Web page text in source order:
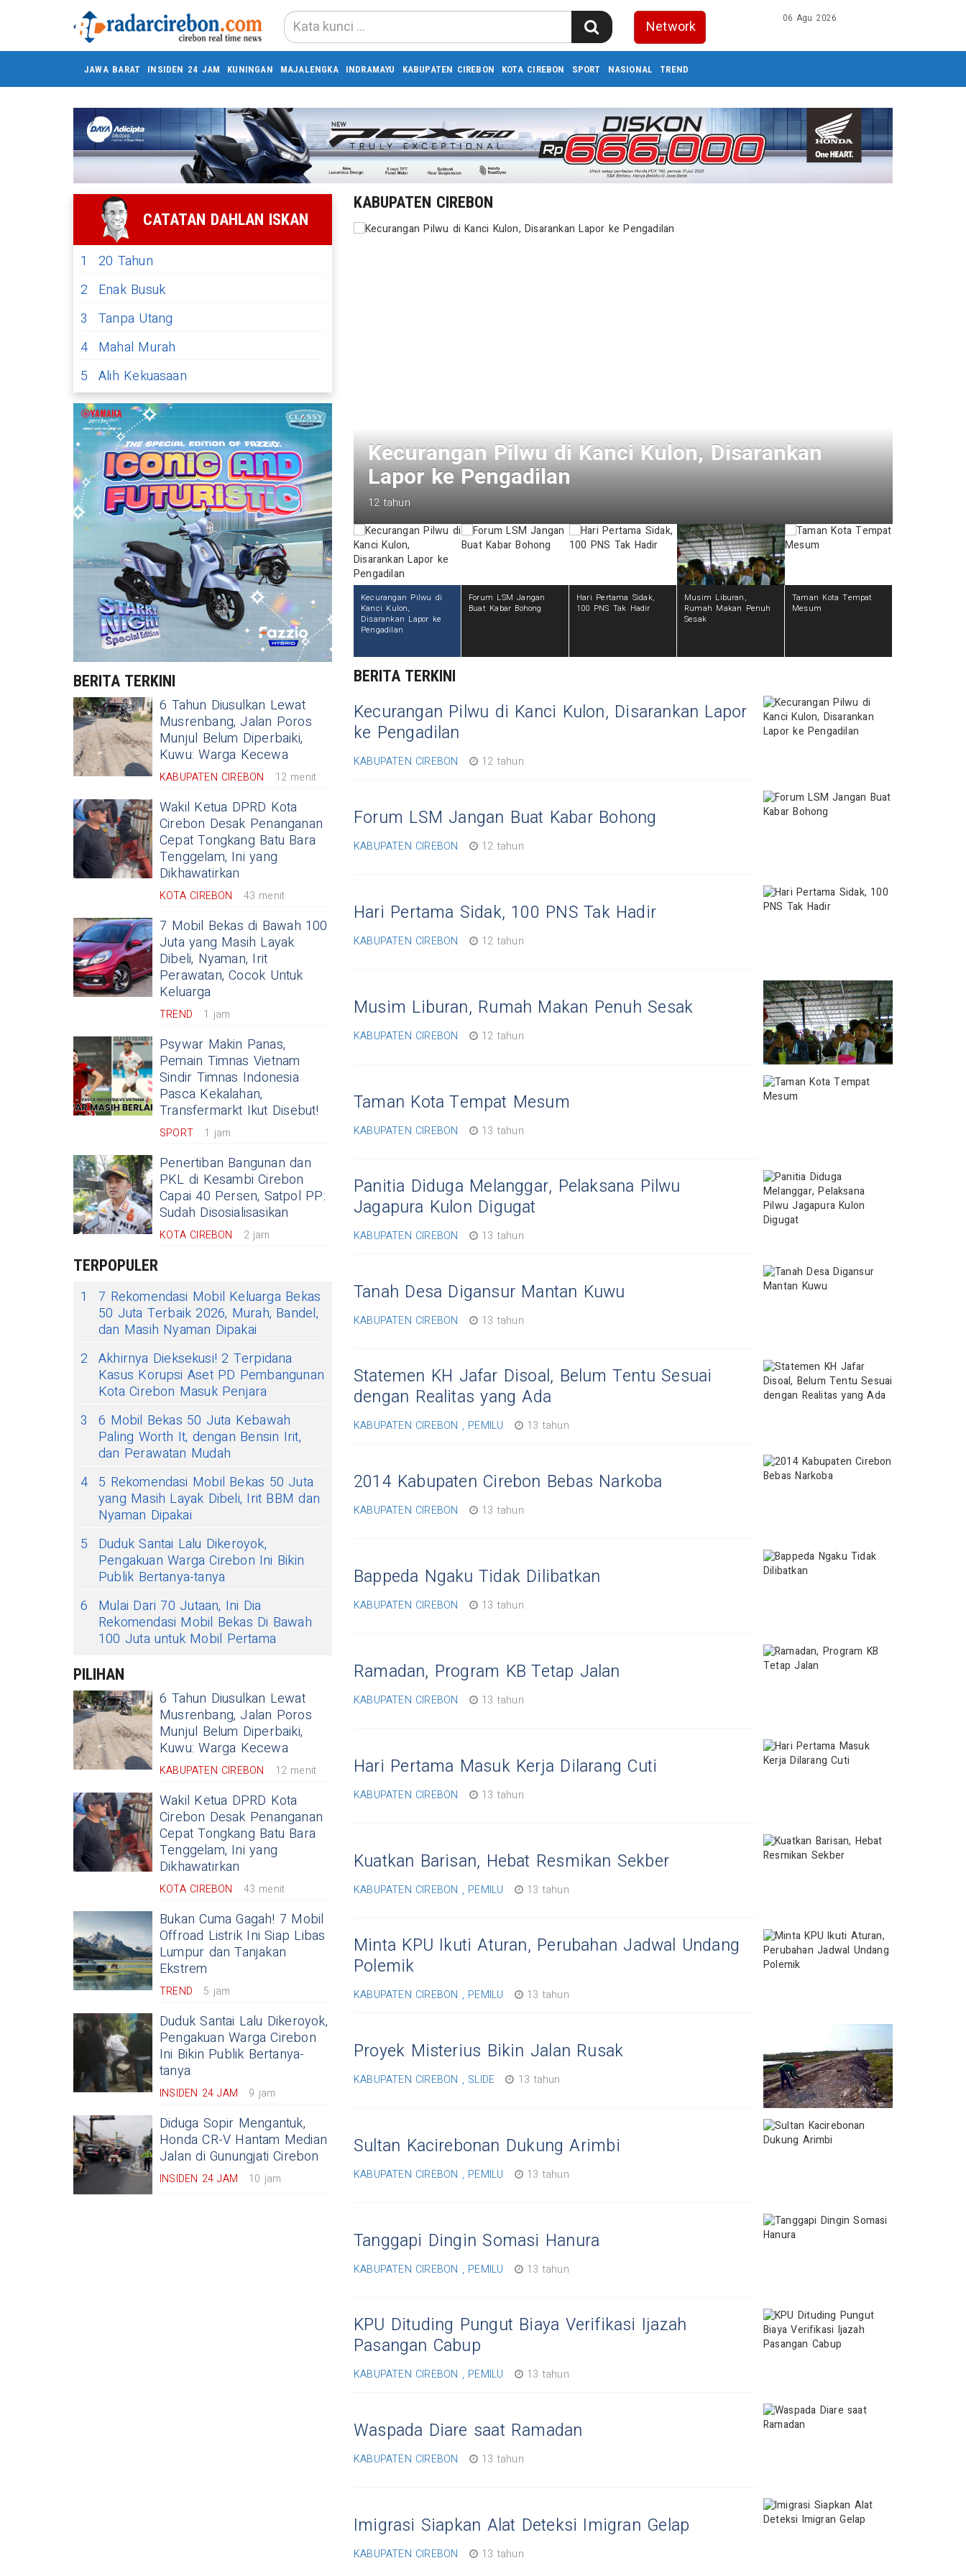
Network 06 Agu 2026
JAWA BARAT INSIDEN 24 JAM KUNINGAN MAJALENGKA INDRAMAYU KABUPATEN CIREBON KOTA CIREBON SPORT NASIONAL TREND
CATATAN DAHLAN ISKAN
1
20 Tahun
2
Enak Busuk
3
Tanpa Utang
4 Mahal Murah
5 Alih Kekuasaan
BERITA TERKINI
6 Tahun Diusulkan Lewat
Musrenbang, Jalan Poros
Munjul Belum Diperbaiki,
Kuwu: Warga Kecewa
KABUPATEN CIREBON 12 menit
Wakil Ketua DPRD Kota
Cirebon Desak Penanganan
Cepat Tongkang Batu Bara
Tenggelam, Ini yang
Dikhawatirkan
KOTA CIREBON 43 menit
7 Mobil Bekas di Bawah 100
Juta yang Masih Layak
Dibeli, Nyaman, Irit
Perawatan, Cocok Untuk
Keluarga
TREND 1 jam
Psywar Makin Panas,
Pemain Timnas Vietnam
Sindir Timnas Indonesia
Pasca Kekalahan,
Transfermarkt Ikut Disebut!
SPORT 1 jam
Penertiban Bangunan dan
PKL di Kesambi Cirebon
Capai 40 Persen, Satpol PP:
Sudah Disosialisasikan
KOTA CIREBON 2 jam
TERPOPULER
1
7 Rekomendasi Mobil Keluarga Bekas
50 Juta Terbaik 2026, Murah, Bandel,
dan Masih Nyaman Dipakai
2 Akhirnya Dieksekusi! 2 Terpidana
Kasus Korupsi Aset PD Pembangunan
Kota Cirebon Masuk Penjara
3
6 Mobil Bekas 50 Juta Kebawah
Paling Worth It, dengan Bensin Irit,
dan Perawatan Mudah
4 5 Rekomendasi Mobil Bekas 50 Juta
yang Masih Layak Dibeli, Irit BBM dan
Nyaman Dipakai
5
Duduk Santai Lalu Dikeroyok,
Pengakuan Warga Cirebon Ini Bikin
Publik Bertanya-tanya
6
Mulai Dari 70 Jutaan, Ini Dia
Rekomendasi Mobil Bekas Di Bawah
100 Juta untuk Mobil Pertama
PILIHAN
6 Tahun Diusulkan Lewat
Musrenbang, Jalan Poros
Munjul Belum Diperbaiki,
Kuwu: Warga Kecewa
KABUPATEN CIREBON 12 menit
Wakil Ketua DPRD Kota
Cirebon Desak Penanganan
Cepat Tongkang Batu Bara
Tenggelam, Ini yang
Dikhawatirkan
KOTA CIREBON 43 menit
Bukan Cuma Gagah! 7 Mobil
Offroad Listrik Ini Siap Libas
Lumpur dan Tanjakan
Ekstrem
TREND 5 jam
Duduk Santai Lalu Dikeroyok,
Pengakuan Warga Cirebon
Ini Bikin Publik Bertanya-
tanya
INSIDEN 24 JAM 9 jam
Diduga Sopir Mengantuk,
Honda CR-V Hantam Median
Jalan di Gunungjati Cirebon
INSIDEN 24 JAM 10 jam
KABUPATEN CIREBON
di Kanci Kulon, Disarankan
Forum LSM Jangan Buat Kabar Bohong
12 tahun
Kecurangan Pilwu di
Kanci Kulon,
Disarankan Lapor ke
Pengadilan
Forum LSM Jangan
Buat Kabar Bohong
Hari Pertama Sidak,
100 PNS Tak Hadir
Musim Liburan,
Rumah Makan Penuh
Sesak
Taman Kota Tempat
Mesum
BERITA TERKINI
Kecurangan Pilwu di Kanci Kulon, Disarankan Lapor
ke Pengadilan
KABUPATEN CIREBON 12 tahun
Forum LSM Jangan Buat Kabar Bohong
KABUPATEN CIREBON 12 tahun
Hari Pertama Sidak, 100 PNS Tak Hadir
KABUPATEN CIREBON 12 tahun
Musim Liburan, Rumah Makan Penuh Sesak
KABUPATEN CIREBON 12 tahun
Taman Kota Tempat Mesum
KABUPATEN CIREBON 13 tahun
Panitia Diduga Melanggar, Pelaksana Pilwu
Jagapura Kulon Digugat
KABUPATEN CIREBON 13 tahun
Tanah Desa Digansur Mantan Kuwu
KABUPATEN CIREBON 13 tahun
Statemen KH Jafar Disoal, Belum Tentu Sesuai
dengan Realitas yang Ada
KABUPATEN CIREBON , PEMILU 13 tahun
2014 Kabupaten Cirebon Bebas Narkoba
KABUPATEN CIREBON 13 tahun
Bappeda Ngaku Tidak Dilibatkan
KABUPATEN CIREBON 13 tahun
Ramadan, Program KB Tetap Jalan
KABUPATEN CIREBON 13 tahun
Hari Pertama Masuk Kerja Dilarang Cuti
KABUPATEN CIREBON 13 tahun
Kuatkan Barisan, Hebat Resmikan Sekber
KABUPATEN CIREBON , PEMILU 13 tahun
Minta KPU Ikuti Aturan, Perubahan Jadwal Undang
Polemik
KABUPATEN CIREBON , PEMILU 13 tahun
Proyek Misterius Bikin Jalan Rusak
KABUPATEN CIREBON , SLIDE 13 tahun
Sultan Kacirebonan Dukung Arimbi
KABUPATEN CIREBON , PEMILU 13 tahun
Tanggapi Dingin Somasi Hanura
KABUPATEN CIREBON , PEMILU 13 tahun
KPU Dituding Pungut Biaya Verifikasi Ijazah
Pasangan Cabup
KABUPATEN CIREBON , PEMILU 13 tahun
Waspada Diare saat Ramadan
KABUPATEN CIREBON 13 tahun
Imigrasi Siapkan Alat Deteksi Imigran Gelap
KABUPATEN CIREBON 13 tahun